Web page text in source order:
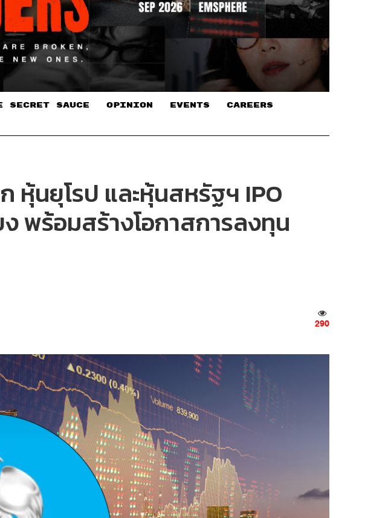
SECRET SAUCE​ OPINION EVENTS CAREERS
หุ้นยุโรป และหุ้นสหรัฐฯ IPO
พร้อมสร้างโอกาสการลงทุน
290